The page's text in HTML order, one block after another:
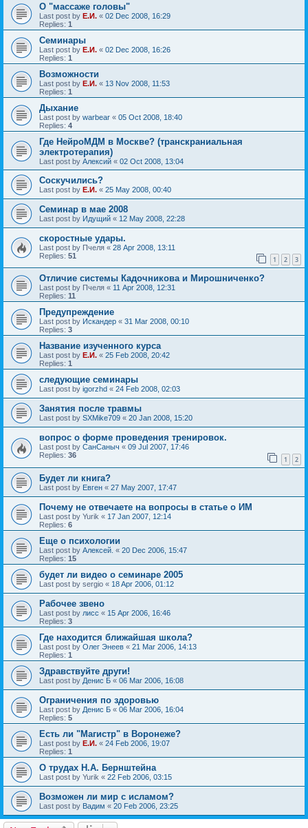
О "массаже головы"
Last post by Е.И. « 02 Dec 2008, 16:29
Replies: 1
Семинары
Last post by Е.И. « 02 Dec 2008, 16:26
Replies: 1
Возможности
Last post by Е.И. « 13 Nov 2008, 11:53
Replies: 1
Дыхание
Last post by warbear « 05 Oct 2008, 18:40
Replies: 4
Где НейроМДМ в Москве? (транскраниальная
электротерапия)
Last post by Алексий « 02 Oct 2008, 13:04
Соскучились?
Last post by Е.И. « 25 May 2008, 00:40
Семинар в мае 2008
Last post by Идущий « 12 May 2008, 22:28
скоростные удары.
Last post by Пчеля « 28 Apr 2008, 13:11
Replies: 51 1 2 3
Отличие системы Кадочникова и Мирошниченко?
Last post by Пчеля « 11 Apr 2008, 12:31
Replies: 11
Предупреждение
Last post by Искандер « 31 Mar 2008, 00:10
Replies: 3
Название изученного курса
Last post by Е.И. « 25 Feb 2008, 20:42
Replies: 1
следующие семинары
Last post by igorzhd « 24 Feb 2008, 02:03
Занятия после травмы
Last post by SXMike709 « 20 Jan 2008, 15:20
вопрос о форме проведения тренировок.
Last post by СанСаныч « 09 Jul 2007, 17:46
Replies: 36 1 2
Будет ли книга?
Last post by Евген « 27 May 2007, 17:47
Почему не отвечаете на вопросы в статье о ИМ
Last post by Yurik « 17 Jan 2007, 12:14
Replies: 6
Еще о психологии
Last post by Алексей. « 20 Dec 2006, 15:47
Replies: 15
будет ли видео о семинаре 2005
Last post by sergio « 18 Apr 2006, 01:12
Рабочее звено
Last post by лисс « 15 Apr 2006, 16:46
Replies: 3
Где находится ближайшая школа?
Last post by Олег Энеев « 21 Mar 2006, 14:13
Replies: 1
Здравствуйте други!
Last post by Денис Б « 06 Mar 2006, 16:08
Ограничения по здоровью
Last post by Денис Б « 06 Mar 2006, 16:04
Replies: 5
Есть ли "Магистр" в Воронеже?
Last post by Е.И. « 24 Feb 2006, 19:07
Replies: 1
О трудах Н.А. Бернштейна
Last post by Yurik « 22 Feb 2006, 03:15
Возможен ли мир с исламом?
Last post by Вадим « 20 Feb 2006, 23:25